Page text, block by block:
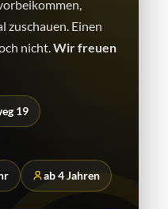
zuschauen. Einen
nicht.Wir freuen
19
ab 4 Jahren